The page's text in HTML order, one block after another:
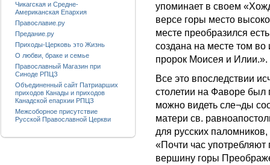
упоминает в своем
версе горы место
месте преобразился
создана на месте том
пророк Моисея и Илии.».
Все это впоследствии
столетии на Фаворе был
можно видеть сле¬ды
матери св.
для русских
«Почти час
вершину горы
Чикагская и Средне-
Американская Епархия
Православие.ру
Предание.ру
Приходы-Церковь это Жизнь
О любви, браке и семье
Православный Магазин при
Синоде РПЦЗ
Объединенный сайт Патриарших
приходов Канады и приходов
Канадской епархии РПЦЗ
Межсоборное присутствие
Русской Православной Церкви